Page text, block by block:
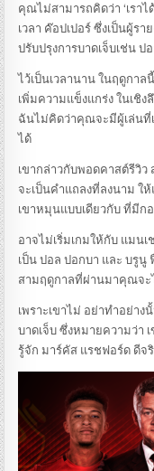
คุณไม่สามารถคิดว่า ‘เรา
เวลา ค๊อปเปอร์ ซึ่งเป็นผู้ร
ปรับปรุงการบาดเจ็บเช่น ป
ไว้เป็นเวลานาน ในฤดูกา
เพิ่มความแข็งแกร่ง ในเชิ
ฉันไม่คิดว่าคุณจะมีผู้เล่นที่
ได้
เขากล่าวกับพอดคาสต์รีวิ
จะเป็นคำแถลงที่ลงนาม ใ
เขาหมุนแบบเดียวกับ ที่มีก
อาจไม่เริ่มเกมให้กับ แมนเ
เป็น ปอล ปอกบา และ บรู
สามฤดูกาลที่ผ่านมาคุณจะ
เพราะเขาไม่ อย่าทำอย่า
บาดเจ็บ ซึ่งหมายความว่า
รู้จัก มาร์คัส แรชฟอร์ด ดีจริ